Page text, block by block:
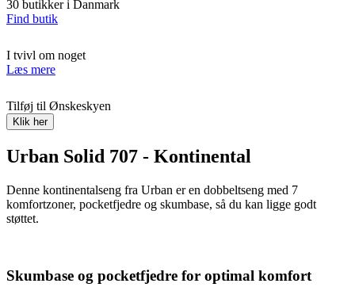
30 butikker i Danmark
Find butik
I tvivl om noget
Læs mere
Tilføj til Ønskeskyen
Klik her
Urban Solid 707 - Kontinental
Denne kontinentalseng fra Urban er en dobbeltseng med 7
komfortzoner, pocketfjedre og skumbase, så du kan ligge godt
støttet.
Skumbase og pocketfjedre for optimal komfort